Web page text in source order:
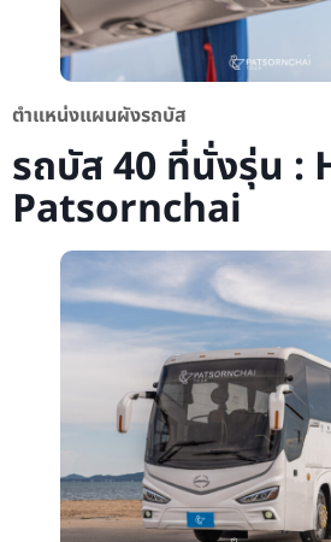
ตำแหน่งแผนผังรถบัส
รถบัส 40 ที่นั่งรุ่น :
Patsornchai